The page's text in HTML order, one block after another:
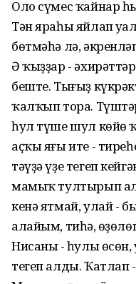
Оло сүмес ҡайнар
Тән яраһы яйлап
бөтмәһә лә,
Ә ҡыҙҙар -
беште. Тығыҙ
ҡалҡып тора.
һул түше шул көйө
аҫҡы яғы ите -
тәүҙә үҙе тегеп
мамыҡ тултырып
кенә ятмай, улай -
алайым, тиһәң,
Нисаның - һулы
тегеп алды. Ҡатлап